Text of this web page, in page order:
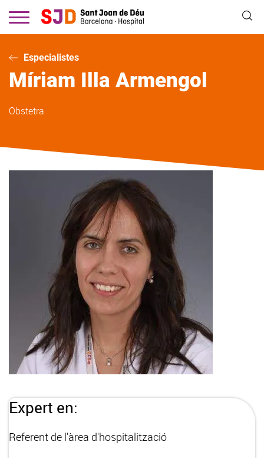
contingut
Especialistes
Míriam Illa Armengol
Obstetra
Expert en:
Referent de l'àrea d'hospitalització